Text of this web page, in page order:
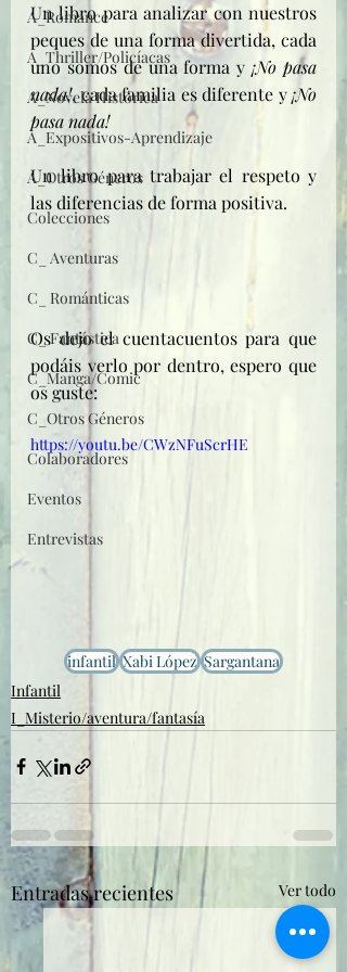
A_Romance
A_Thriller/Policíacas
A_Novela Histórica
A_Expositivos-Aprendizaje
A_Otros Géneros
Colecciones
C_ Aventuras
C_ Románticas
C_ Fantástica
C_Manga/Comic
C_Otros Géneros
Colaboradores
Eventos
Entrevistas
Un libro para analizar con nuestros
peques de una forma divertida, cada
uno somos de una forma y ¡No pasa
nada!, cada familia es diferente y ¡No
pasa nada!
Un libro para trabajar el respeto y
las diferencias de forma positiva.
Os dejo el cuentacuentos para que
podáis verlo por dentro, espero que
os guste:
https://youtu.be/CWzNFuScrHE
infantil Xabi López Sargantana
Infantil
I_Misterio/aventura/fantasía
Entradas recientes Ver todo